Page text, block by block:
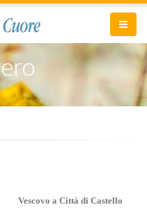
Vescovo a Città di Castello